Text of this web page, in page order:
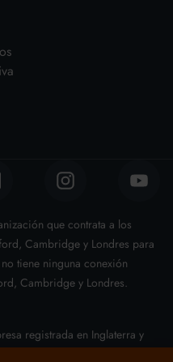
que contrata a los
Cambridge y Londres para
tiene ninguna conexión
Cambridge y Londres.
registrada en Inglaterra y